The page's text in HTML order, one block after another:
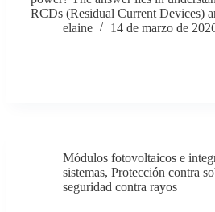
RCDs (Residual Current Devices)
elaine
14 de marzo de
Módulos fotovoltaicos e
sistemas,Protección contra
seguridad contra rayos